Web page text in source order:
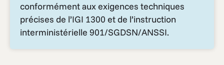
conformément aux exigences techniques
précises de l’IGI 1300 et de l’instruction
interministérielle 901/SGDSN/ANSSI.